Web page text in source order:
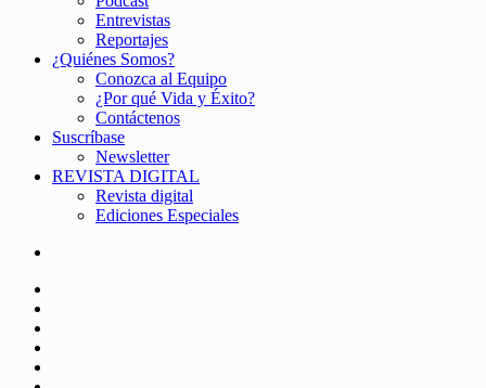
Entrevistas
Reportajes
¿Quiénes Somos?
Conozca al Equipo
¿Por qué Vida y Éxito?
Contáctenos
Suscríbase
Newsletter
REVISTA DIGITAL
Revista digital
Ediciones Especiales